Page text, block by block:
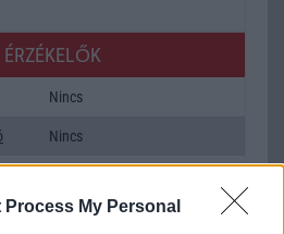
Process My Personal
Nincs
Nincs
van (alap tudással)